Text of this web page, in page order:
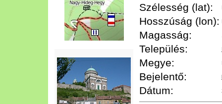
Szélesség (lat):
Hosszúság (lon):
Magasság:
Település:
Megye:
Bejelentő:
Dátum: